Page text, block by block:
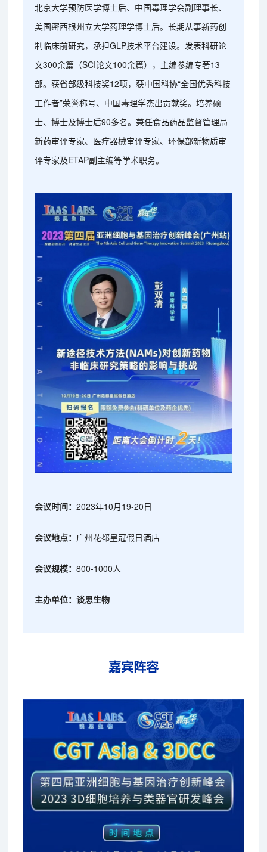
北京大学预防医学博士后、中国毒理学会副理事长、
美国密西根州立大学药理学博士后。长期从事新药创
制临床前研究，承担GLP技术平台建设。发表科研论
文300余篇（SCI论文100余篇），主编参编专著13
部。获省部级科技奖12项，获中国科协“全国优秀科技
工作者”荣誉称号、中国毒理学杰出贡献奖。培养硕
士、博士及博士后90多名。兼任食品药品监督管理局
新药审评专家、医疗器械审评专家、环保部新物质审
评专家及ETAP副主编等学术职务。
会议时间：2023年10月19-20日
会议地点： 广州花都皇冠假日酒店
会议规模：800-1000人
主办单位：谈思生物
嘉宾阵容